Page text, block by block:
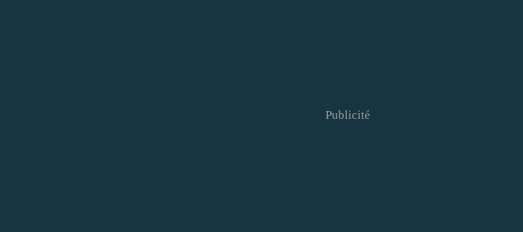
Publicité